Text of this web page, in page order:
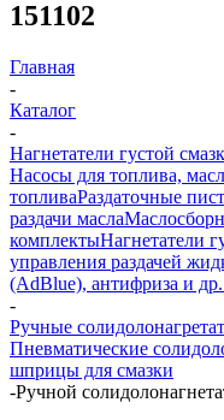
151102
Главная
-
Каталог
-
Нагнетатели густой
Насосы для топлива,
топливаРаздаточные
раздачи масла
комплектыНагнетатели
управления раздачей
(AdBlue), антифриза и
-
Ручные
Пневматические
шприцы для смазки
-Ручной